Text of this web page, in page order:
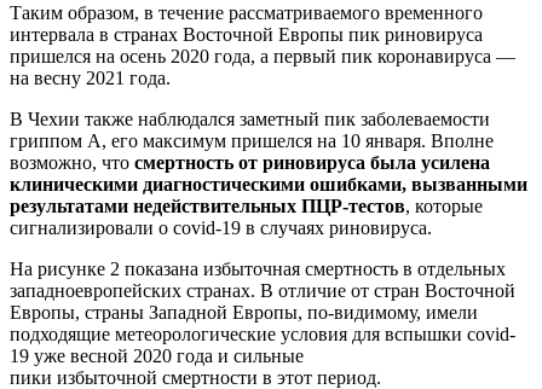
Таким образом, в течение рассматриваемого временного
интервала в странах Восточной Европы пик риновируса
пришелся на осень 2020 года, а первый пик коронавируса —
на весну 2021 года.
В Чехии также наблюдался заметный пик заболеваемости
гриппом А, его максимум пришелся на 10 января. Вполне
возможно, что смертность от риновируса была усилена
клиническими диагностическими ошибками, вызванными
результатами недействительных ПЦР-тестов, которые
сигнализировали о covid-19 в случаях риновируса.
На рисунке 2 показана избыточная смертность в отдельных
западноевропейских странах. В отличие от стран Восточной
Европы, страны Западной Европы, по-видимому, имели
подходящие метеорологические условия для вспышки covid-
19 уже весной 2020 года и сильные
пики избыточной смертности в этот период.